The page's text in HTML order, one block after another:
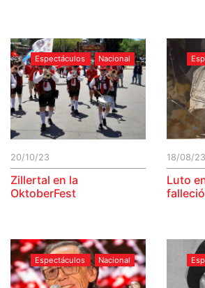
Espectáculos Nacional
20/10/23
Zillertal en la
OktoberFest
18/08/23
Luto
Espectáculos Nacional